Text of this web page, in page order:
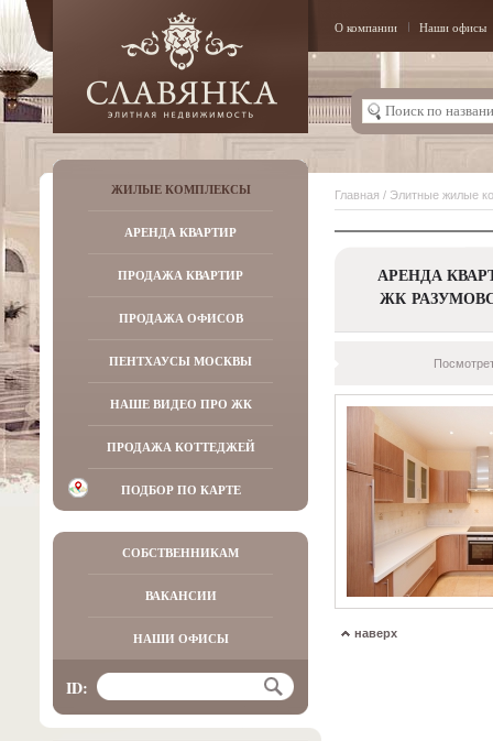
О компании Наши офисы
ЖИЛЫЕ КОМПЛЕКСЫ
АРЕНДА КВАРТИР
ПРОДАЖА КВАРТИР
ПРОДАЖА ОФИСОВ
ПЕНТХАУСЫ МОСКВЫ
НАШЕ ВИДЕО ПРО ЖК
ПРОДАЖА КОТТЕДЖЕЙ
ПОДБОР ПО КАРТЕ
СОБСТВЕННИКАМ
ВАКАНСИИ
НАШИ ОФИСЫ
ID:
Главная / Элитные жилые
АРЕНДА
ЖК
наверх